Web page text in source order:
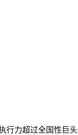
行力超过全国性巨头